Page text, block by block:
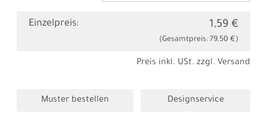
Einzelpreis: 1,59 €
(Gesamtpreis: 79,50 €)
Preis inkl. USt. zzgl. Versand
Muster bestellen Designservice